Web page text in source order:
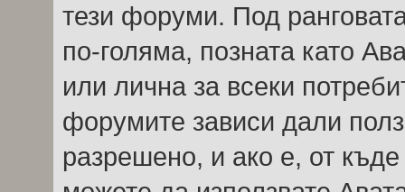
тези форуми. Под
по-голяма, позната като
или лична за всеки
форумите зависи дали
разрешено, и ако е, от